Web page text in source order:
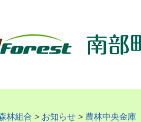
林組合 > お知らせ > 農林中央金